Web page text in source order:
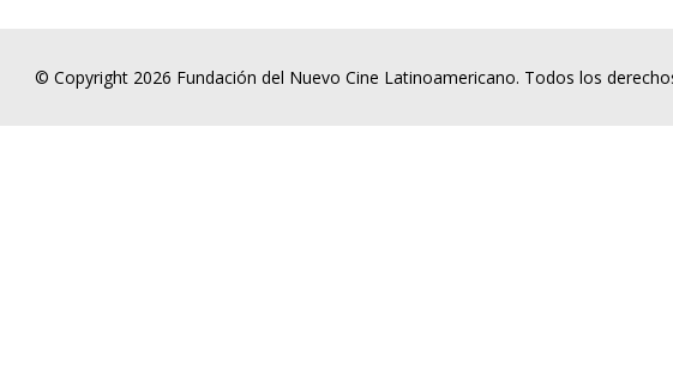
© Copyright 2026 Fundación del Nuevo Cine Latinoamericano. Todos los